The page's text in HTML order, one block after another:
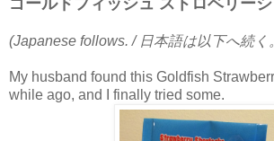
(Japanese follows. / 日本語は以下へ続く
My husband found this Goldfish
while ago, and I finally tried some.